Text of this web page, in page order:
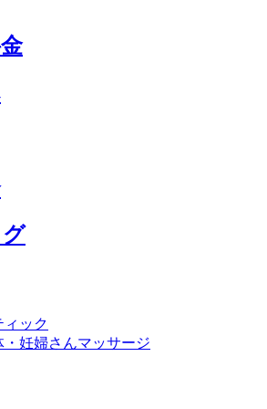
ィック
妊婦さんマッサージ